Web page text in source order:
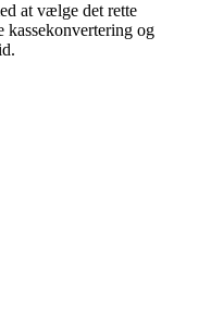
at vælge det rette
kassekonvertering og